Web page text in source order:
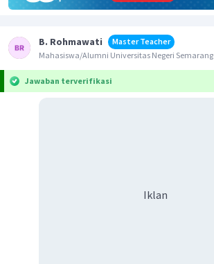
B. Rohmawati
Master Teacher
Mahasiswa/Alumni Universitas Negeri Semarang
Jawaban terverifikasi
Iklan